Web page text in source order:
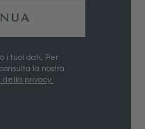
i tuoi dati, Per
la nostra
della privacy.